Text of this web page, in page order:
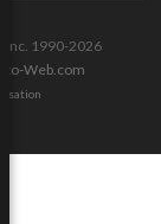
inc. 1990-2026
Web.com